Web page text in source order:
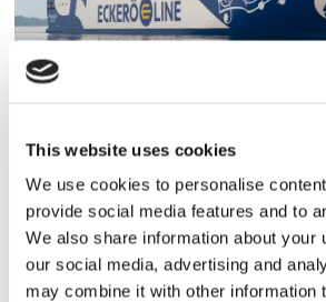
This website uses cookies
We use cookies to personalise
provide social media features and to
We also share information about your
our social media, advertising and
may combine it with other information
bränslekostnader
frakten fortsätter